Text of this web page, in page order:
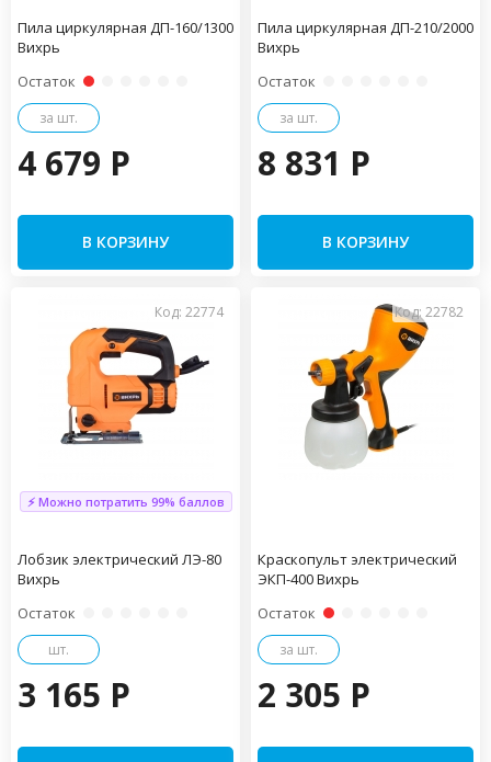
Пила циркулярная ДП-160/1300
Вихрь
Остаток
за шт.
4 679 P
В КОРЗИНУ
Пила циркулярная ДП-210/2000
Вихрь
Остаток
за шт.
8 831 P
В КОРЗИНУ
Код: 22774
⚡ Можно потратить 99% баллов
Лобзик электрический ЛЭ-80
Вихрь
Остаток
шт.
3 165 P
Код: 22782
Краскопульт электрический
ЭКП-400 Вихрь
Остаток
за шт.
2 305 P